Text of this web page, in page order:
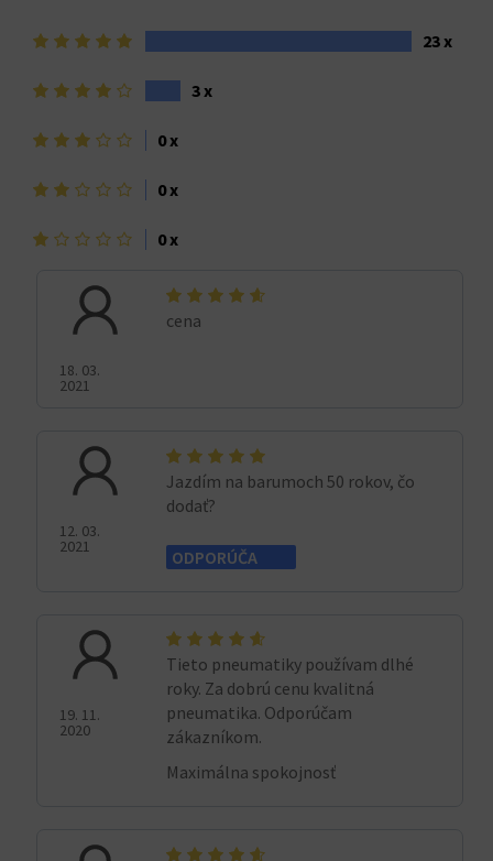
5
23 x
4
3 x
3
0 x
2
0 x
1
0 x
18. 03.
2021
cena
12. 03.
2021
Jazdím na barumoch 50 rokov, čo
dodať?
ODPORÚČA
19. 11.
2020
Tieto pneumatiky používam dlhé
roky. Za dobrú cenu kvalitná
pneumatika. Odporúčam
zákazníkom.
Maximálna spokojnosť